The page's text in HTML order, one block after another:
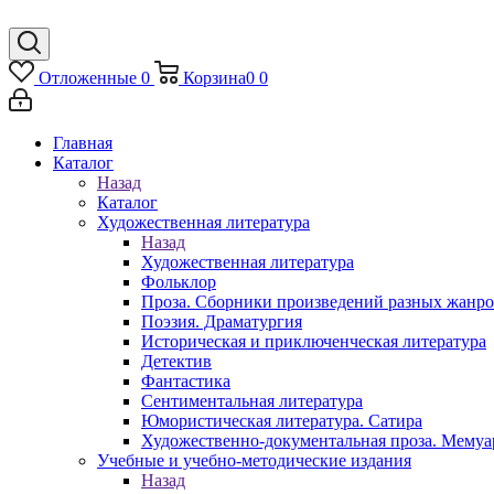
Отложенные 0 Корзина0 0
Главная
Каталог
Назад
Каталог
Художественная литература
Назад
Художественная литература
Фольклор
Проза. Сборники произведений разных
Поэзия. Драматургия
Историческая и приключенческая литература
Детектив
Фантастика
Сентиментальная литература
Юмористическая литература. Сатира
Художественно-документальная проза.
Учебные и учебно-методические издания
Назад